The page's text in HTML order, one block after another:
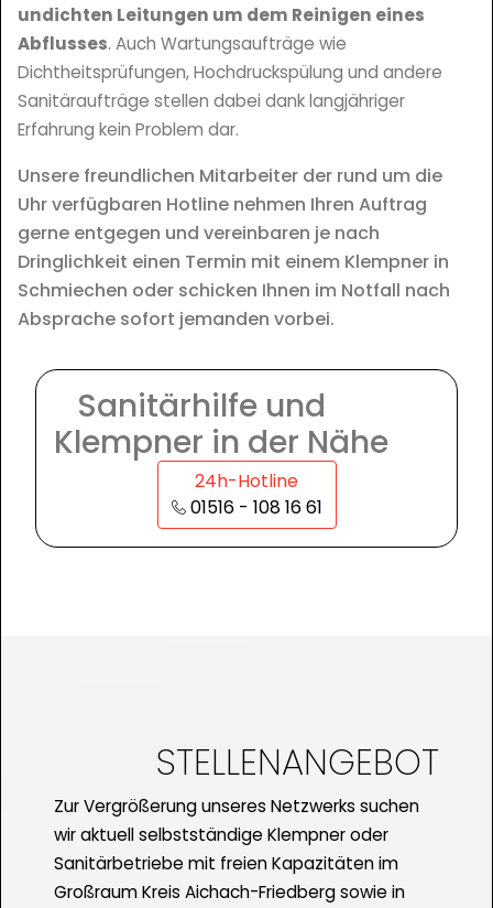
undichten Leitungen um dem Reinigen eines
Abflusses. Auch Wartungsaufträge wie
Dichtheitsprüfungen, Hochdruckspülung und andere
Sanitäraufträge stellen dabei dank langjähriger
Erfahrung kein Problem dar.
Unsere freundlichen Mitarbeiter der rund um die
Uhr verfügbaren Hotline nehmen Ihren Auftrag
gerne entgegen und vereinbaren je nach
Dringlichkeit einen Termin mit einem Klempner in
Schmiechen oder schicken Ihnen im Notfall nach
Absprache sofort jemanden vorbei.
Sanitärhilfe und
Klempner in der Nähe
24h-Hotline
01516 - 108 16 61
STELLENANGEBOT
Zur Vergrößerung unseres Netzwerks suchen
wir aktuell selbstständige Klempner oder
Sanitärbetriebe mit freien Kapazitäten im
Großraum Kreis Aichach-Friedberg sowie in